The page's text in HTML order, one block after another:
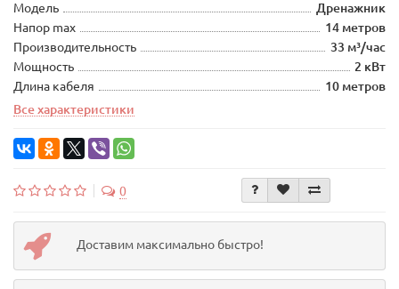
Модель
Дренажник
Напор max
14 метров
Производительность
33 м³/час
Мощность
2 кВт
Длина кабеля
10 метров
Все характеристики
0
Доставим максимально быстро!